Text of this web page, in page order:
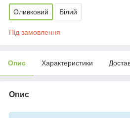
Оливковий Білий
Під замовлення
Опис Характеристики
Опис